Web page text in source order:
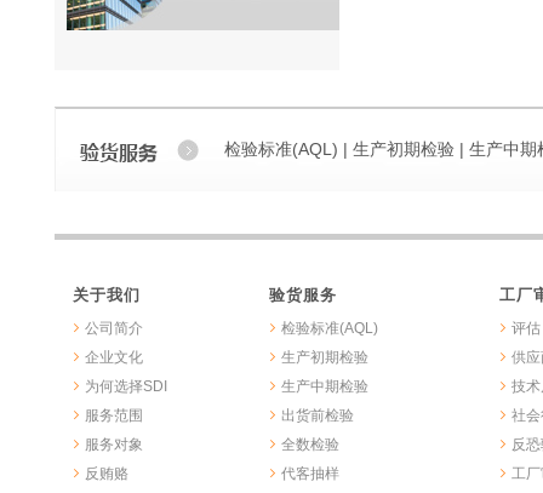
检验标准(AQL) | 生产初期检验 | 生产中
关于我们
公司简介
企业文化
为何选择SDI
服务范围
服务对象
反贿赂
验货服务
检验标准(AQL)
生产初期检验
生产中期检验
出货前检验
全数检验
代客抽样
工厂
评估
供
技
社
反
工